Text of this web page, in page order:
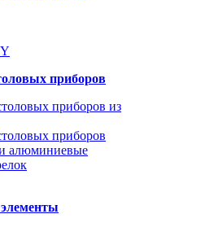
приборов
приборов из
приборов
алюминиевые